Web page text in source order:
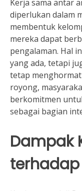
Kerja sama antar
diperlukan dalam
membentuk
mereka dapat
pengalaman. Hal
yang ada, tetapi
tetap
royong,
berkomitmen
sebagai bagian
Dampak